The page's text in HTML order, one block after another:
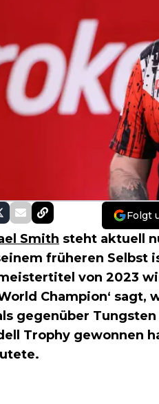
Folgt
Smith steht aktuell
früheren Selbst
von 2023
World Champion‘
gegenüber
Trophy gewonnen